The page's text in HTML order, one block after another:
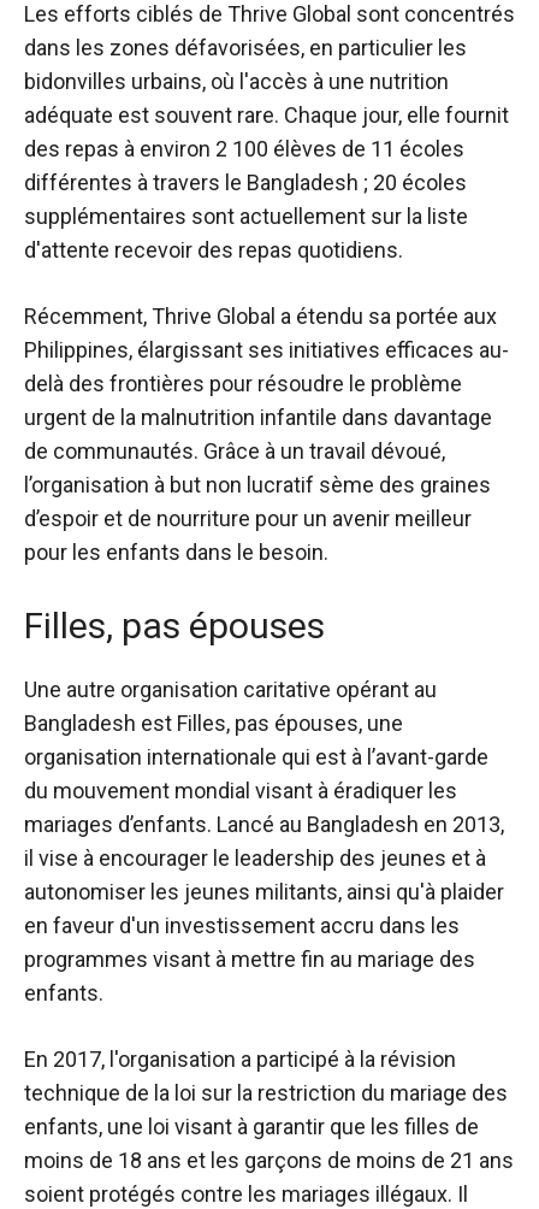
Les efforts ciblés de Thrive Global sont concentrés
dans les zones défavorisées, en particulier les
bidonvilles urbains, où l'accès à une nutrition
adéquate est souvent rare. Chaque jour, elle fournit
des repas à environ 2 100 élèves de 11 écoles
différentes à travers le Bangladesh ; 20 écoles
supplémentaires sont actuellement sur la liste
d'attente recevoir des repas quotidiens.
Récemment, Thrive Global a étendu sa portée aux
Philippines, élargissant ses initiatives efficaces au-
delà des frontières pour résoudre le problème
urgent de la malnutrition infantile dans davantage
de communautés. Grâce à un travail dévoué,
l’organisation à but non lucratif sème des graines
d’espoir et de nourriture pour un avenir meilleur
pour les enfants dans le besoin.
Filles, pas épouses
Une autre organisation caritative opérant au
Bangladesh est Filles, pas épouses, une
organisation internationale qui est à l’avant-garde
du mouvement mondial visant à éradiquer les
mariages d’enfants. Lancé au Bangladesh en 2013,
il vise à encourager le leadership des jeunes et à
autonomiser les jeunes militants, ainsi qu'à plaider
en faveur d'un investissement accru dans les
programmes visant à mettre fin au mariage des
enfants.
En 2017, l'organisation a participé à la révision
technique de la loi sur la restriction du mariage des
enfants, une loi visant à garantir que les filles de
moins de 18 ans et les garçons de moins de 21 ans
soient protégés contre les mariages illégaux. Il